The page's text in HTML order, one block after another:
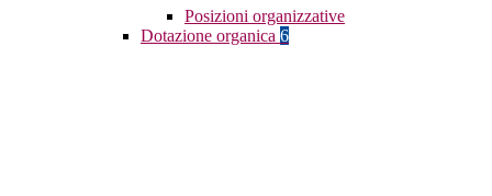
Posizioni organizzative
Dotazione organica 6